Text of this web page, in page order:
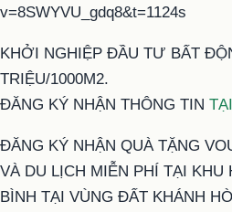
v=8SWYVU_gdq8&t=1124s
KHỞI NGHIỆP ĐẦU TƯ BẤT
TRIỆU/1000M2.
ĐĂNG KÝ NHẬN THÔNG TIN
ĐĂNG KÝ NHẬN QUÀ TẶNG
VÀ DU LỊCH MIỄN PHÍ TẠI KHU
BÌNH TẠI VÙNG ĐẤT KHÁNH